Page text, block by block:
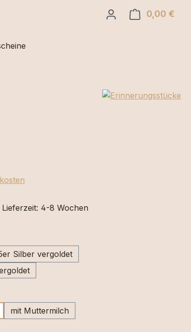
0,00 €
4-8 Wochen
Silber vergoldet
mit Muttermilch